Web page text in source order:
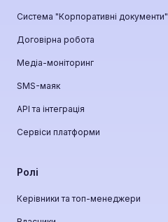
Система "Корпоративні документи"
Договірна робота
Медіа-моніторинг
SMS-маяк
API та інтеграція
Сервіси платформи
Ролі
Керівники та топ-менеджери